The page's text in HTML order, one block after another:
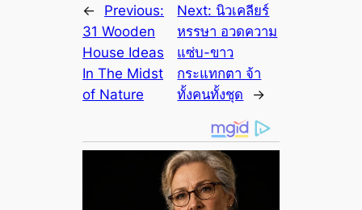
←
Previous:
31 Wooden
House Ideas
In The Midst
of Nature
Next: นิวเคลียร์
หรรษา อวดความ
แซ่บ-ขาว
กระแทกตา จ้า
ทั้งคนทั้งชุด
→